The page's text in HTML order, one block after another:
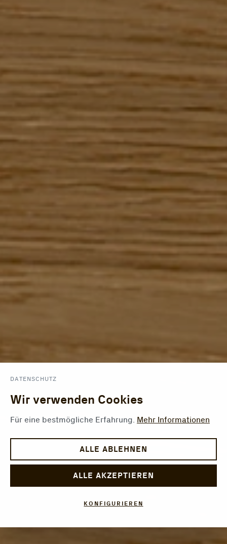
DATENSCHUTZ
Wir verwenden Cookies
Für eine bestmögliche Erfahrung. Mehr Informationen
ALLE ABLEHNEN
ALLE AKZEPTIEREN
KONFIGURIEREN